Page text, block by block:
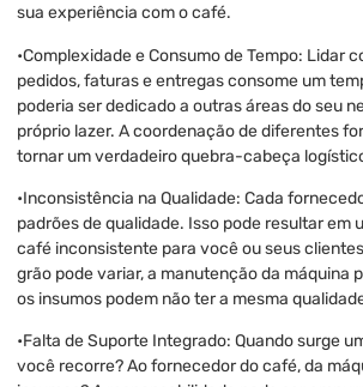
sua experiência com o café.
•Complexidade e Consumo de Tempo: Lidar
pedidos, faturas e entregas consome um
poderia ser dedicado a outras áreas do seu
próprio lazer. A coordenação de diferentes
tornar um verdadeiro quebra-cabeça
•Inconsistência na Qualidade: Cada
padrões de qualidade. Isso pode resultar em
café inconsistente para você ou seus
grão pode variar, a manutenção da máquina
os insumos podem não ter a mesma
•Falta de Suporte Integrado: Quando surge
você recorre? Ao fornecedor do café, da